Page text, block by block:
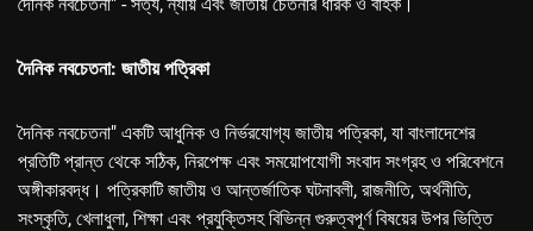
দৈনিক নবচেতনা: জাতীয় পত্রিকা
দৈনিক নবচেতনা" একটি আধুনিক ও নির্ভরযোগ্য জাতীয় পত্রিকা, যা বাংলাদেশের
প্রতিটি প্রান্ত থেকে সঠিক, নিরপেক্ষ এবং সময়োপযোগী সংবাদ সংগ্রহ ও পরিবেশনে
অঙ্গীকারবদ্ধ। পত্রিকাটি জাতীয় ও আন্তর্জাতিক ঘটনাবলী, রাজনীতি, অর্থনীতি,
সংস্কৃতি, খেলাধুলা, শিক্ষা এবং প্রযুক্তিসহ বিভিন্ন গুরুত্বপূর্ণ বিষয়ের উপর ভিত্তি